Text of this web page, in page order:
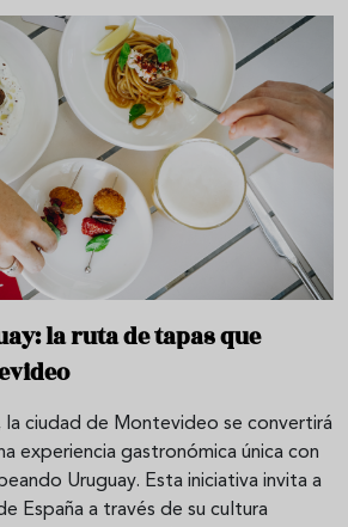
la ruta de tapas que
la ciudad de Montevideo se convertirá
experiencia gastronómica única con
Uruguay. Esta iniciativa invita a
España a través de su cultura